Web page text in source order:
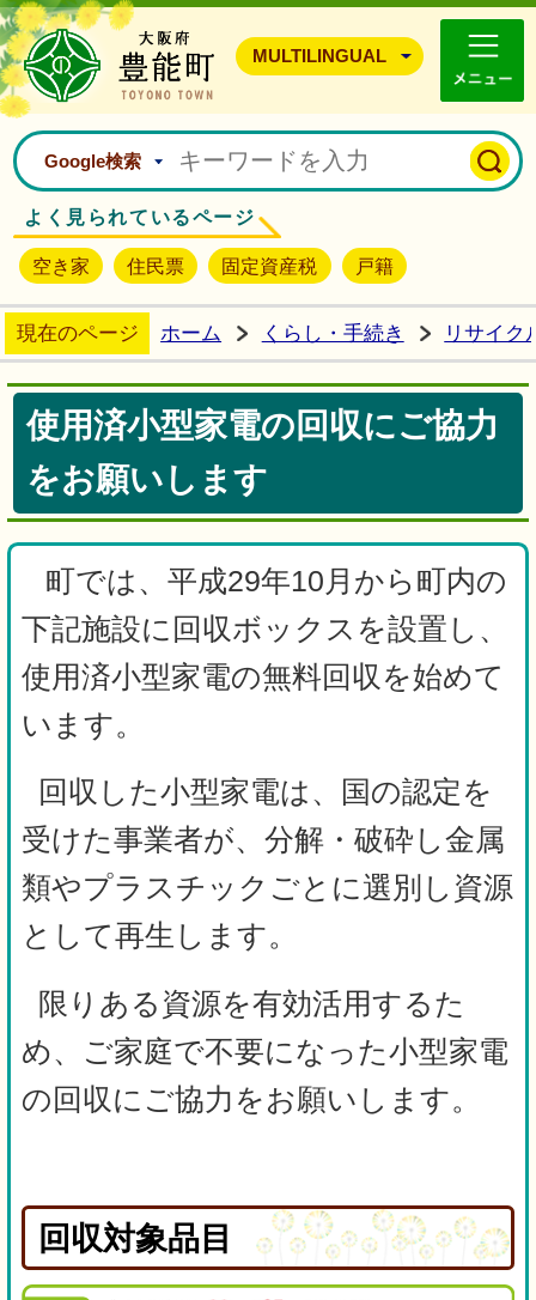
豊能町ホームページ
MULTILINGUAL
Google検索
よく見られているページ
空き家 住民票 固定資産税 戸籍
現在のページ ホーム くらし・手続き リサイク
使用済小型家電の回収にご協力
をお願いします
町では、平成29年10月から町内の
下記施設に回収ボックスを設置し、
使用済小型家電の無料回収を始めて
います。
回収した小型家電は、国の認定を
受けた事業者が、分解・破砕し金属
類やプラスチックごとに選別し 資源
として再生します。
限りある資源を有効活用するた
め、ご家庭で不要になった小型家電
の回収にご協力をお願いします。
回収対象品目